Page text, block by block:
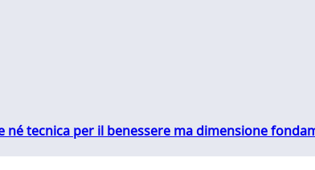
né tecnica per il benessere ma dimensione